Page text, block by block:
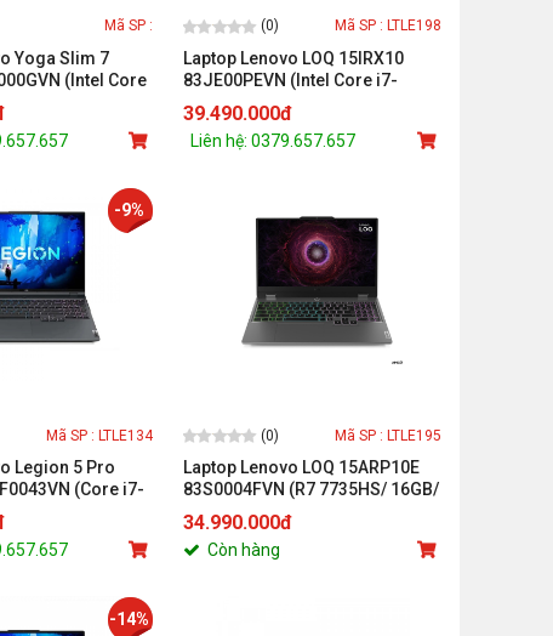
Mã SP :
Yoga Slim 7
(Intel Core
/32GB /Intel
IPS /Win 11
(0) Mã SP : LTLE198
Laptop Lenovo LOQ 15IRX10
83JE00PEVN (Intel Core i7-
13650HX/ RTX 5050 8GB GDDR7/
15.6 inch FHD/ 32GB/ 512GB/
Windows 11 Home/ Xám)
39.490.000đ
Liên hệ: 0379.657.657
-9%
Mã SP : LTLE134
Legion 5 Pro
(Core i7-
RTX 3060
165Hz/Win
(0) Mã SP : LTLE195
Laptop Lenovo LOQ 15ARP10E
83S0004FVN (R7 7735HS/ 16GB/
512GB SSD/ RTX 4050 6GB/ 15.6
inch FHD/ 144Hz/ Win11/ Grey/
2Y)
34.990.000đ
Còn hàng
-14%